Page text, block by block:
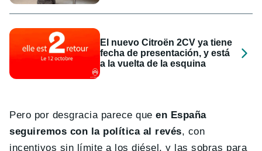
El nuevo Citroën 2CV ya tiene
fecha de presentación, y está
a la vuelta de la esquina
Pero por desgracia parece queen España
seguiremos con la política al revés, con
incentivos sin límite a los diésel, y las sobras para